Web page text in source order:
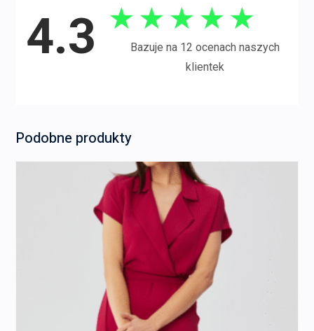
4.3 ★ ★ ★ ★ ★
Bazuje na 12 ocenach naszych
klientek
Podobne produkty